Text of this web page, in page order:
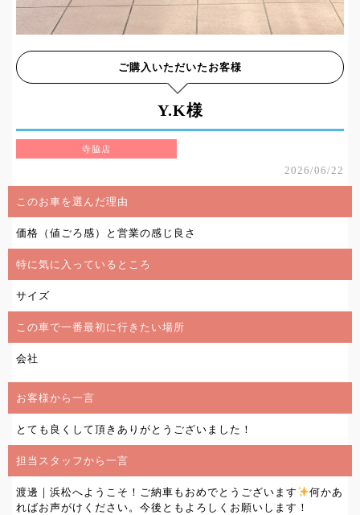
ご購入いただいたお客様
Y.K様
寺脇店
2026/06/22
このお車を選んだ理由
価格（値ごろ感）と営業の感じ良さ
特に気に入っているところ
サイズ
この車で一番最初に行きたい場所
会社
お客様から一言
とても良くして頂きありがとうございました！
担当スタッフから一言
渡邊｜浜松へようこそ！ご納車もおめでとうございます
何かあ
ればお声がけください。今後ともよろしくお願いします！